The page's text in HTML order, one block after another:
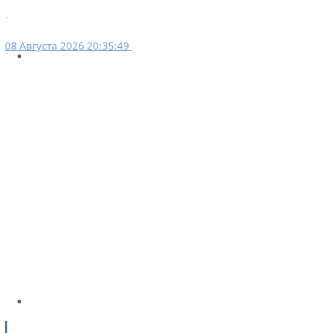
08 Августа 2026 20:35:49